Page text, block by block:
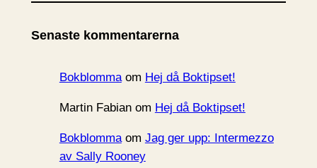
v
Senaste kommentarerna
Bokblommaom Hej då Boktipset!
Martin Fabianom Hej då Boktipset!
Bokblommaom Jag ger upp: Intermezzo
av Sally Rooney